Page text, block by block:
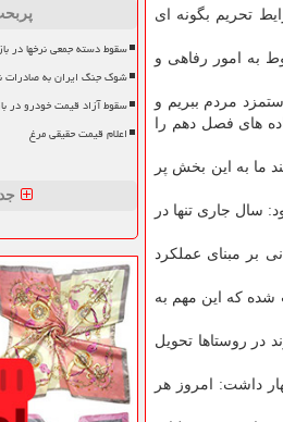
تحریم بگونه ای
به امور رفاهی و
مردم ببریم و
بودجه سال قبل تلاش کردیم ۵۰ درصد از فوق العاده های فصل دهم را
ما به این بخش پر
اظهار نمود: سال جاری تنها در
بر مبنای عملکرد
طی دو سال تا کنون ۵۴۰ میلیارد تومان دریافت شده که این مهم به
در روستاها تحویل
گرفته شده است، اظهار داشت: امروز هر
سقوط دسته جمعی نرخها در
شوک جنگ ایران به صادرات
سقوط آزاد قیمت خودرو در
اعلام قیمت حقیقی مرغ